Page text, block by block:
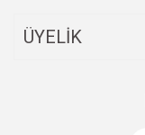
ÜYELİK